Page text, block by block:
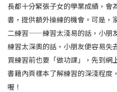
長都十分緊張子女的學業成績，會
書，提供額外操練的機會。可是，
二練習——練習太淺易的話，小朋
練習太深奧的話，小朋友便容易失
買練習前也要「做功課」，先到網
書籍內頁樣本了解練習的深淺程度
喔！